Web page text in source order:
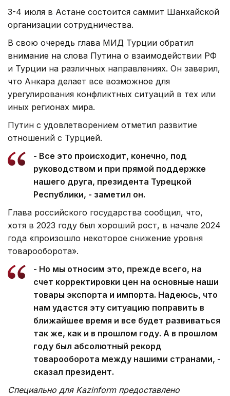
3-4 июля в Астане состоится саммит Шанхайской
организации сотрудничества.
В свою очередь глава МИД Турции обратил
внимание на слова Путина о взаимодействии РФ
и Турции на различных направлениях. Он заверил,
что Анкара делает все возможное для
урегулирования конфликтных ситуаций в тех или
иных регионах мира.
Путин с удовлетворением отметил развитие
отношений с Турцией.
- Все это происходит, конечно, под
руководством и при прямой поддержке
нашего друга, президента Турецкой
Республики, - заметил он.
Глава российского государства сообщил, что,
хотя в 2023 году был хороший рост, в начале 2024
года «произошло некоторое снижение уровня
товарооборота».
- Но мы относим это, прежде всего, на
счет корректировки цен на основные наши
товары экспорта и импорта. Надеюсь, что
нам удастся эту ситуацию поправить в
ближайшее время и все будет развиваться
так же, как и в прошлом году. А в прошлом
году был абсолютный рекорд
товарооборота между нашими странами, -
сказал президент.
Специально для Kazinform предоставлено